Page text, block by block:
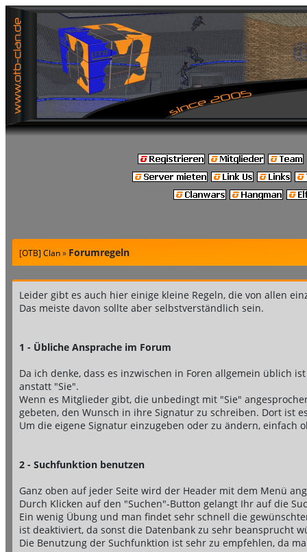
[OTB] Clan» Forumregeln
Leider gibt es auch hier einige kleine Regeln, die von allen
Das meiste davon sollte aber selbstverständlich sein.
1 - Übliche Ansprache im Forum
Da ich denke, dass es inzwischen in Foren allgemein üblich
anstatt "Sie".
Wenn es Mitglieder gibt, die unbedingt mit "Sie"
gebeten, den Wunsch in ihre Signatur zu schreiben. Dort ist
Um die eigene Signatur einzugeben oder zu ändern,
2 - Suchfunktion benutzen
Ganz oben auf jeder Seite wird der Header mit dem Menü
Durch Klicken auf den "Suchen"-Button gelangt Ihr auf die
Ein wenig Übung und man findet sehr schnell die
ist deaktiviert, da sonst die Datenbank zu sehr beansprucht
Die Benutzung der Suchfunktion ist sehr zu empfehlen, da